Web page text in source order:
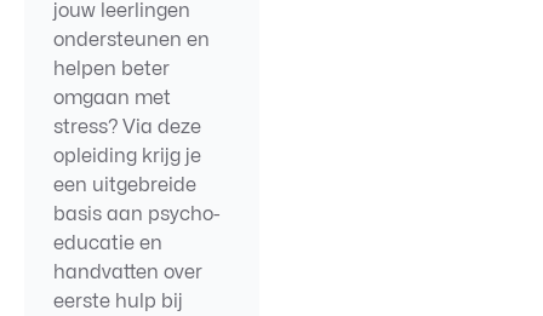
jouw leerlingen
ondersteunen en
helpen beter
omgaan met
stress? Via deze
opleiding krijg je
een uitgebreide
basis aan psycho-
educatie en
handvatten over
eerste hulp bij